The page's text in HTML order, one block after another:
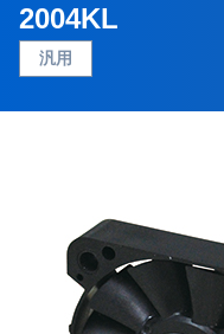
2004KL
汎用